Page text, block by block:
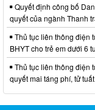
Quyết định công bố
quyết của ngành Thanh
Thủ tục liên thông điện
BHYT cho trẻ em dưới 6
Thủ tục liên thông điện
quyết mai táng phí, tử tuất